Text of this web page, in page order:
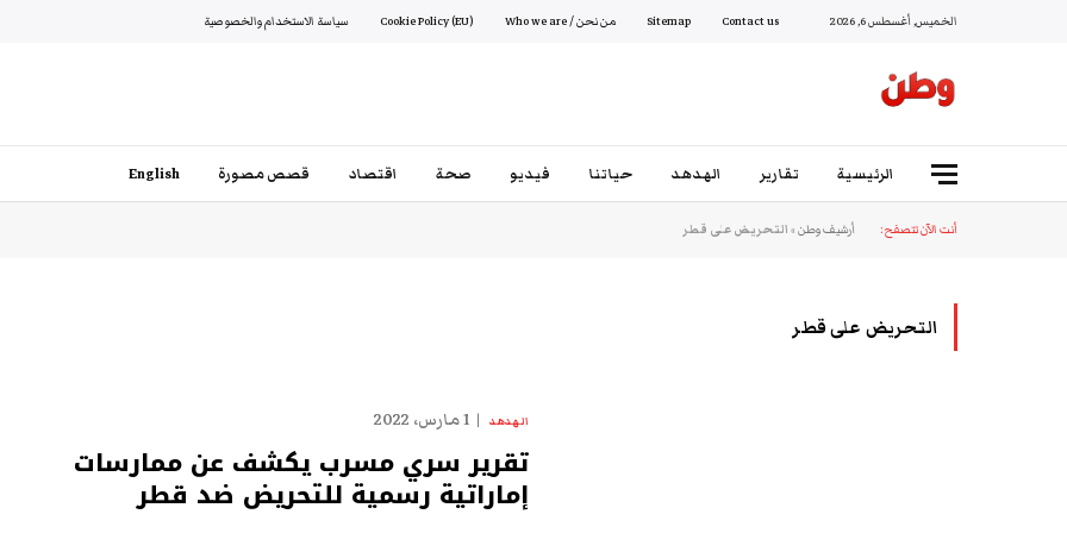
الخميس, أغسطس 6, 2026 Contact us
Sitemap من نحن / Who we are Cookie Policy (EU) سياسة الاستخدام والخصوصية
الرئيسية تقارير الهدهد حياتنا فيديو صحة اقتصاد قصص مصورة English
أنت الآن تتصفح: أرشيف وطن»التحريض على قطر
التحريض على قطر
الهدهد 1 مارس، 2022
تقرير سري مسرب يكشف عن ممارسات
إماراتية رسمية للتحريض ضد قطر